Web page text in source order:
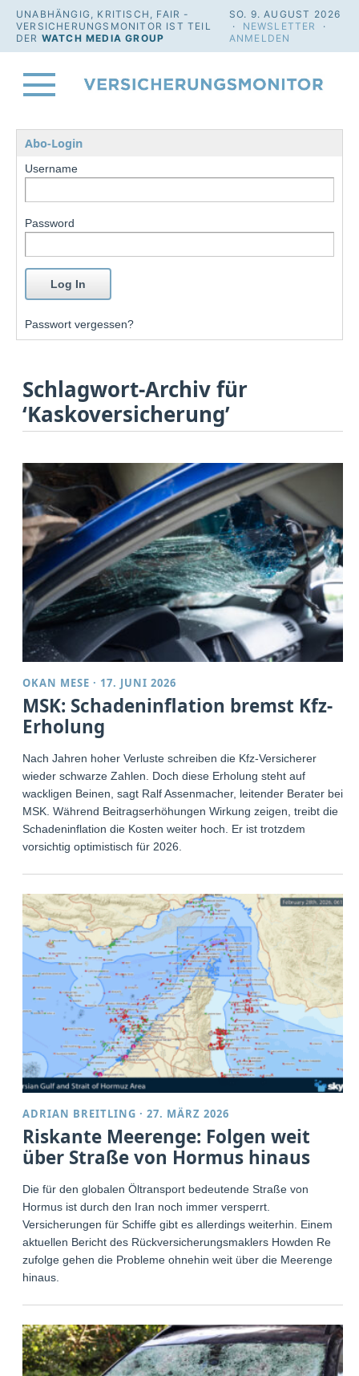
UNABHÄNGIG, KRITISCH, FAIR -
VERSICHERUNGSMONITOR IST TEIL
DER WATCH MEDIA GROUP
SO. 9. AUGUST 2026
· NEWSLETTER
·
ANMELDEN
Abo-Login
Username
Password
Passwort vergessen?
Schlagwort-Archiv für
‘Kaskoversicherung’
OKAN MESE · 17. JUNI 2026
MSK: Schadeninflation bremst Kfz-
Erholung
Nach Jahren hoher Verluste schreiben die Kfz-Versicherer
wieder schwarze Zahlen. Doch diese Erholung steht auf
wackligen Beinen, sagt Ralf Assenmacher, leitender Berater bei
MSK. Während Beitragserhöhungen Wirkung zeigen, treibt die
Schadeninflation die Kosten weiter hoch. Er ist trotzdem
vorsichtig optimistisch für 2026.
ADRIAN BREITLING ·27. MÄRZ 2026
Riskante Meerenge: Folgen weit
über Straße von Hormus hinaus
Die für den globalen Öltransport bedeutende Straße von
Hormus ist durch den Iran noch immer versperrt.
Versicherungen für Schiffe gibt es allerdings weiterhin. Einem
aktuellen Bericht des Rückversicherungsmaklers Howden Re
zufolge gehen die Probleme ohnehin weit über die Meerenge
hinaus.